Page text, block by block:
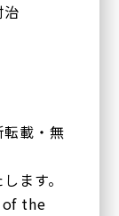
載・無
ます。
the